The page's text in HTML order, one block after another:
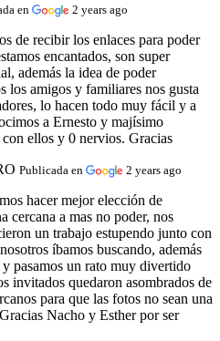
en 2 years ago
de recibir los enlaces para poder
encantados, son super
además la idea de poder
los amigos y familiares nos gusta
lo hacen todo muy fácil y a
a Ernesto y majísimo
ellos y 0 nervios. Gracias
Publicada en 2 years ago
hacer mejor elección de
cercana a mas no poder, nos
un trabajo estupendo junto con
íbamos buscando, además
pasamos un rato muy divertido
invitados quedaron asombrados de
para que las fotos no sean una
Nacho y Esther por ser